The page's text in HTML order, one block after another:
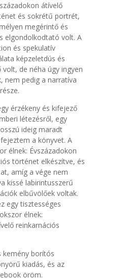
átívelő
és sokrétű portrét,
megérintő és
elgondolkodtató volt. A
és spekulatív
képzeletdús és
de néha úgy ingyen
nem pedig a narratíva
érzékeny és kifejező
létezésről, egy
ideig maradt
a könyvet. A
élnek: Évszázadokon
történet elkészítve, és
amíg a vége nem
kissé labirintusszerű
elbűvölőek voltak.
egy tisztességes
élnek:
reinkarnációs
kemény borítós
kiadás, és az
öröm.